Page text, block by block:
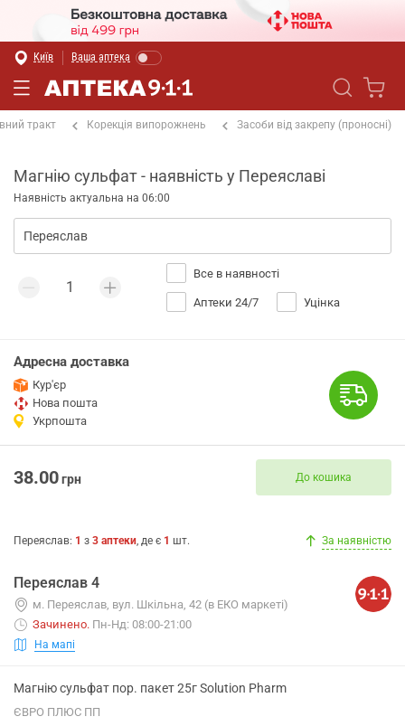
Київ Ваша аптека
тракт Корекція випорожнень Засоби від закрепу (проносні)
Магнію сульфат - наявність у Переяславі
Наявність актуальна на 06:00
Все в наявності
Аптеки 24/7 Уцінка
Адресна доставка
Кур'єр
Нова пошта
Укрпошта
38.00грн До кошика
Переяслав: 1 з 3 аптеки, де є 1 шт. За наявністю
Переяслав 4
м. Переяслав, вул. Шкільна, 42 (в ЕКО маркеті)
Зачинено. Пн-Нд: 08:00-21:00
На мапі
Магнію сульфат пор. пакет 25г Solution Pharm
ЄВРО ПЛЮС ПП